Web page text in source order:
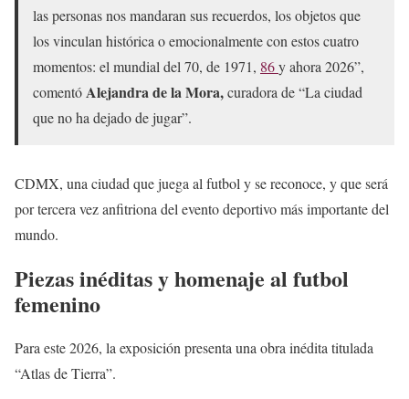
las personas nos mandaran sus recuerdos, los objetos que
los vinculan histórica o emocionalmente con estos cuatro
momentos: el mundial del 70, de 1971, 86y ahora 2026”,
comentóAlejandra de la Mora,curadora de “La ciudad
que no ha dejado de jugar”.
CDMX, una ciudad que juega al futbol y se reconoce, y que será
por tercera vez anfitriona del evento deportivo más importante del
mundo.
Piezas inéditas y homenaje al futbol
femenino
Para este 2026, la exposición presenta una obra inédita titulada
“Atlas de Tierra”.